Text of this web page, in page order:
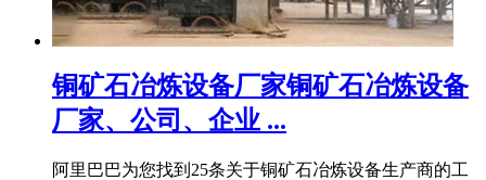
铜矿石冶炼设备厂家铜矿石冶炼设备
厂家、公司、企业 ...
阿里巴巴为您找到25条关于铜矿石冶炼设备生产商的工